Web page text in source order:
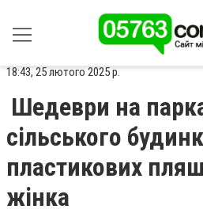
18:43, 25 лютого 2025 р.
Шедеври на
сільського
пластикових
жінка